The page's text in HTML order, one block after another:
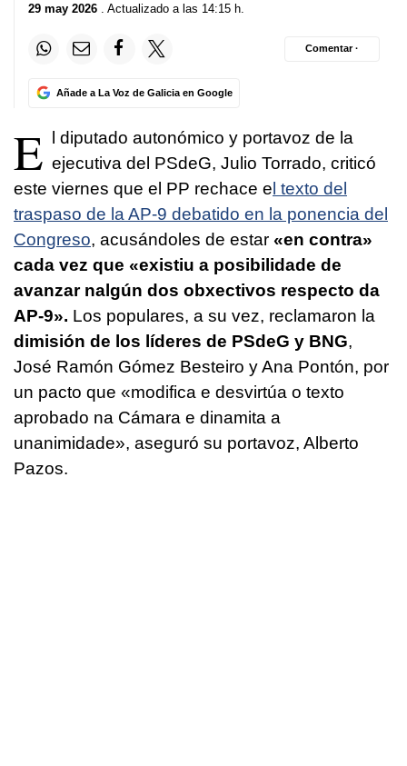
29 may 2026 . Actualizado a las 14:15 h.
Añade a La Voz de Galicia en Google
Comentar ·
E l diputado autonómico y portavoz de la
ejecutiva del PSdeG, Julio Torrado, criticó
este viernes que el PP rechace el texto del
traspaso de la AP-9 debatido en la ponencia del
Congreso, acusándoles de estar «en contra»
cada vez que «existiu a posibilidade de
avanzar nalgún dos obxectivos respecto da
AP-9». Los populares, a su vez, reclamaron la
dimisión de los líderes de PSdeG y BNG,
José Ramón Gómez Besteiro y Ana Pontón, por
un pacto que «modifica e desvirtúa o texto
aprobado na Cámara e dinamita a
unanimidade», aseguró su portavoz, Alberto
Pazos.